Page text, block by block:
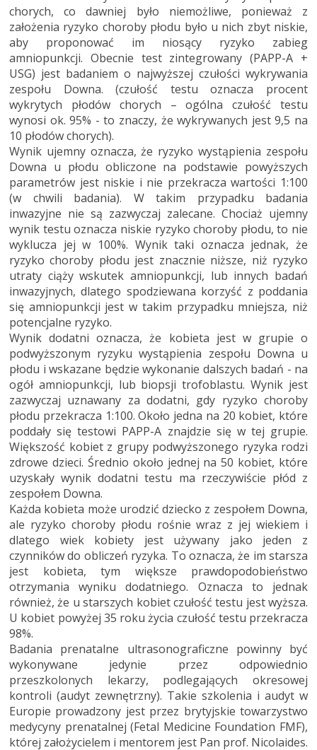
chorych, co dawniej było niemożliwe, ponieważ z
założenia ryzyko choroby płodu było u nich zbyt niskie,
aby proponować im niosący ryzyko zabieg
amniopunkcji. Obecnie test zintegrowany (PAPP-A +
USG) jest badaniem o najwyższej czułości wykrywania
zespołu Downa. (czułość testu oznacza procent
wykrytych płodów chorych – ogólna czułość testu
wynosi ok. 95% - to znaczy, że wykrywanych jest 9,5 na
10 płodów chorych).
Wynik ujemny oznacza, że ryzyko wystąpienia zespołu
Downa u płodu obliczone na podstawie powyższych
parametrów jest niskie i nie przekracza wartości 1:100
(w chwili badania). W takim przypadku badania
inwazyjne nie są zazwyczaj zalecane. Chociaż ujemny
wynik testu oznacza niskie ryzyko choroby płodu, to nie
wyklucza jej w 100%. Wynik taki oznacza jednak, że
ryzyko choroby płodu jest znacznie niższe, niż ryzyko
utraty ciąży wskutek amniopunkcji, lub innych badań
inwazyjnych, dlatego spodziewana korzyść z poddania
się amniopunkcji jest w takim przypadku mniejsza, niż
potencjalne ryzyko.
Wynik dodatni oznacza, że kobieta jest w grupie o
podwyższonym ryzyku wystąpienia zespołu Downa u
płodu i wskazane będzie wykonanie dalszych badań - na
ogół amniopunkcji, lub biopsji trofoblastu. Wynik jest
zazwyczaj uznawany za dodatni, gdy ryzyko choroby
płodu przekracza 1:100. Około jedna na 20 kobiet, które
poddały się testowi PAPP-A znajdzie się w tej grupie.
Większość kobiet z grupy podwyższonego ryzyka rodzi
zdrowe dzieci. Średnio około jednej na 50 kobiet, które
uzyskały wynik dodatni testu ma rzeczywiście płód z
zespołem Downa.
Każda kobieta może urodzić dziecko z zespołem Downa,
ale ryzyko choroby płodu rośnie wraz z jej wiekiem i
dlatego wiek kobiety jest używany jako jeden z
czynników do obliczeń ryzyka. To oznacza, że im starsza
jest kobieta, tym większe prawdopodobieństwo
otrzymania wyniku dodatniego. Oznacza to jednak
również, że u starszych kobiet czułość testu jest wyższa.
U kobiet powyżej 35 roku życia czułość testu przekracza
98%.
Badania prenatalne ultrasonograficzne powinny być
wykonywane jedynie przez odpowiednio
przeszkolonych lekarzy, podlegających okresowej
kontroli (audyt zewnętrzny). Takie szkolenia i audyt w
Europie prowadzony jest przez brytyjskie towarzystwo
medycyny prenatalnej (Fetal Medicine Foundation FMF),
której założycielem i mentorem jest Pan prof. Nicolaides.